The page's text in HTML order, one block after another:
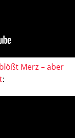
Merz – aber
: